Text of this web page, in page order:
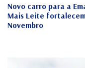
Novo carro para a
Mais Leite
Novembro